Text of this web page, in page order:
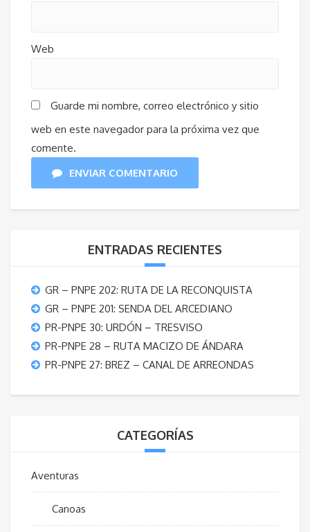
Web
Guarde mi nombre, correo electrónico y sitio
web en este navegador para la próxima vez que
comente.
ENVIAR COMENTARIO
ENTRADAS RECIENTES
GR – PNPE 202: RUTA DE LA RECONQUISTA
GR – PNPE 201: SENDA DEL ARCEDIANO
PR-PNPE 30: URDÓN – TRESVISO
PR-PNPE 28 – RUTA MACIZO DE ÁNDARA
PR-PNPE 27: BREZ – CANAL DE ARREONDAS
CATEGORÍAS
Aventuras
Canoas